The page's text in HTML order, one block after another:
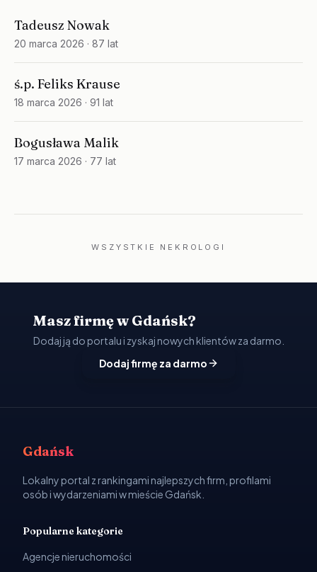
Tadeusz Nowak
20 marca 2026 · 87 lat
ś.p. Feliks Krause
18 marca 2026 · 91 lat
Bogusława Malik
17 marca 2026 · 77 lat
WSZYSTKIE NEKROLOGI
Masz firmę w Gdańsk?
Dodaj ją do portalu i zyskaj nowych klientów za darmo.
Dodaj firmę za darmo
Gdańsk
Lokalny portal z rankingami najlepszych firm, profilami
osób i wydarzeniami w mieście Gdańsk.
Popularne kategorie
Agencje nieruchomości